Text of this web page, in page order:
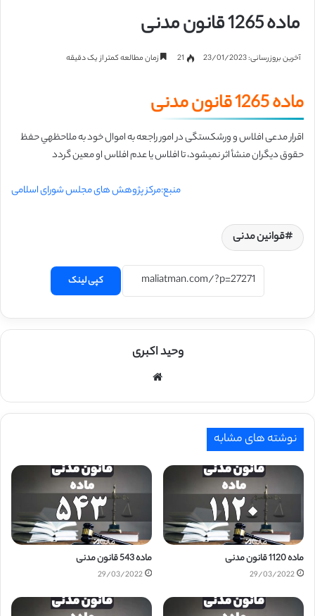
ماده 1265 قانون مدنی
آخرین بروزرسانی: 23/01/2023 21 زمان مطالعه کمتر از یک دقیقه
ماده 1265 قانون مدنی
اقرار مدعی افلاس و ورشکستگی در امور راجعه به اموال خود به ملاحظهي حفظ
حقوقدیگران منشأ اثر نمیشود، تا افلاس یا عدم افلاس او معین گردد
منبع:مرکز پژوهش های مجلس شورای اسلامی
قوانین مدنی
کپی لینک
وحید اکبری
نوشته های مشابه
ماده 1120 قانون مدنی
29/03/2022
ماده 543 قانون مدنی
29/03/2022